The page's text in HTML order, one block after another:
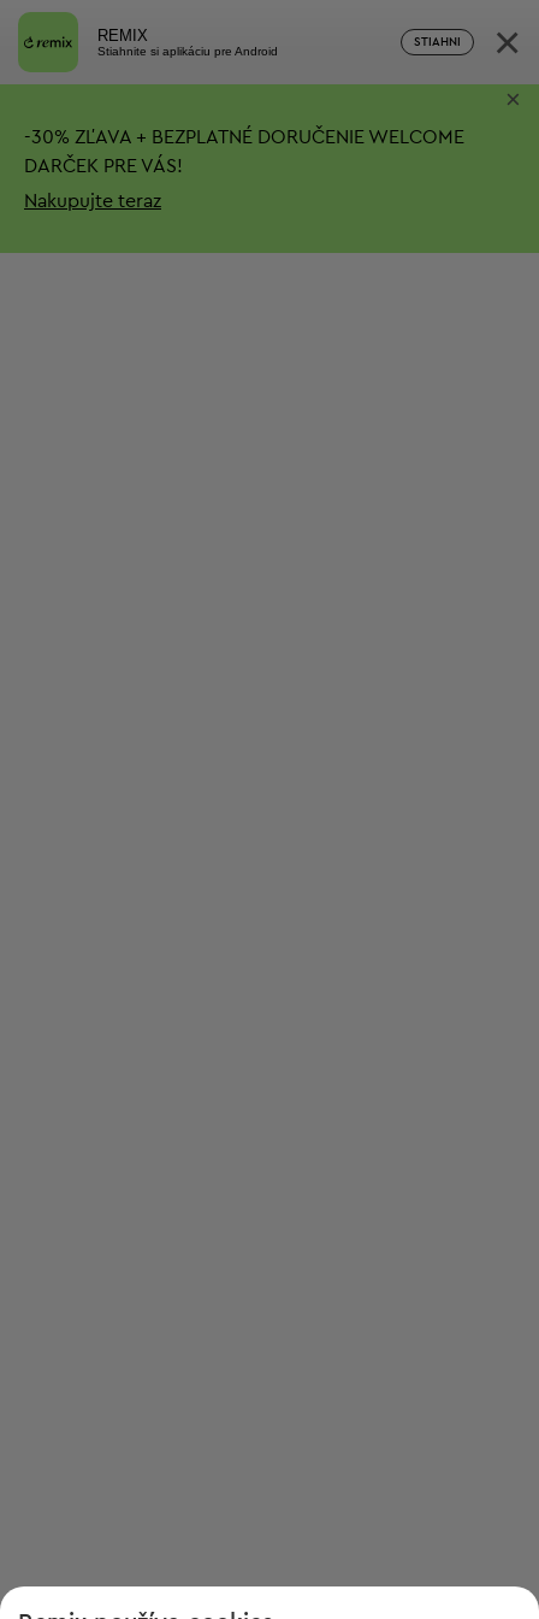
REMIX
Stiahnite si aplikáciu pre Android
STIAHNI ×
-30% ZĽAVA + BEZPLATNÉ DORUČENIE WELCOME
DARČEK PRE VÁS!
Nakupujte teraz
×